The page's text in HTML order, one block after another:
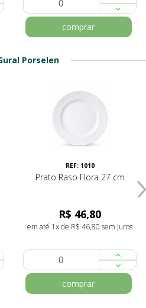
comprar
Porselen
REF: 1010
Prato Raso Flora 27 cm
R$ 46,80
em até 1x de R$ 46,80 sem juros
comprar